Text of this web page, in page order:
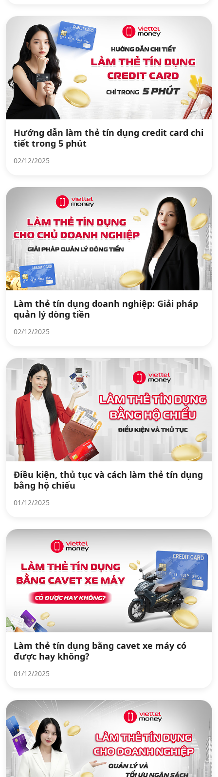
Hướng dẫn làm thẻ tín dụng credit card chi
tiết trong 5 phút
02/12/2025
Làm thẻ tín dụng doanh nghiệp: Giải pháp
quản lý dòng tiền
02/12/2025
Điều kiện, thủ tục và cách làm thẻ tín dụng
bằng hộ chiếu
01/12/2025
Làm thẻ tín dụng bằng cavet xe máy có
được hay không?
01/12/2025